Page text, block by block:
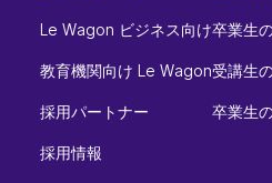
Le Wagon ビジネス向け
教育機関向け Le Wagon
採用パートナー
採用情報
卒業生
受講生
卒業生